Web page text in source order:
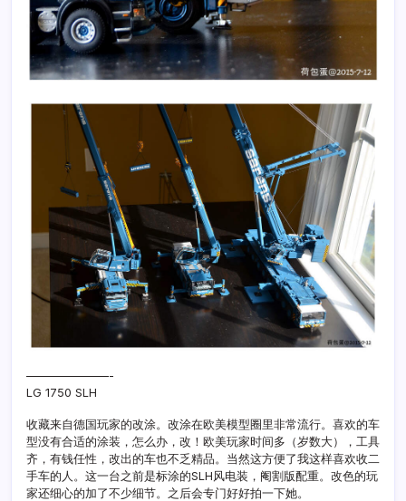
———————-
LG 1750 SLH
收藏来自德国玩家的改涂。改涂在欧美模型圈里非常流行。喜欢的车
型没有合适的涂装，怎么办，改！欧美玩家时间多（岁数大），工具
齐，有钱任性，改出的车也不乏精品。当然这方便了我这样喜欢收二
手车的人。这一台之前是标涂的SLH风电装，阉割版配重。改色的玩
家还细心的加了不少细节。之后会专门好好拍一下她。